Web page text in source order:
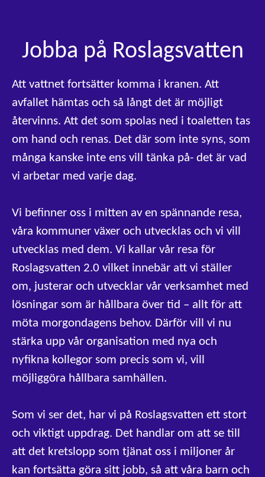
Jobba på Roslagsvatten
Att vattnet fortsätter komma i kranen. Att
avfallet hämtas och så långt det är möjligt
återvinns. Att det som spolas ned i toaletten tas
om hand och renas. Det där som inte syns, som
många kanske inte ens vill tänka på- det är vad
vi arbetar med varje dag.
Vi befinner oss i mitten av en spännande resa,
våra kommuner växer och utvecklas och vi vill
utvecklas med dem. Vi kallar vår resa för
Roslagsvatten 2.0 vilket innebär att vi ställer
om, justerar och utvecklar vår verksamhet med
lösningar som är hållbara över tid – allt för att
möta morgondagens behov. Därför vill vi nu
stärka upp vår organisation med nya och
nyfikna kollegor som precis som vi, vill
möjliggöra hållbara samhällen.
Som vi ser det, har vi på Roslagsvatten ett stort
och viktigt uppdrag. Det handlar om att se till
att det kretslopp som tjänat oss i miljoner år
kan fortsätta göra sitt jobb, så att våra barn och